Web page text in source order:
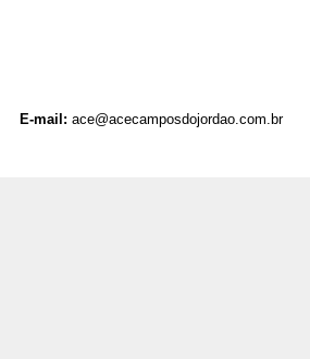
E-mail: ace@acecamposdojordao.com.br